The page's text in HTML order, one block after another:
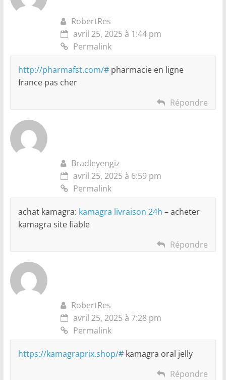
RobertRes
avril 25, 2025 à 1:44 pm
Permalink
http://pharmafst.com/#pharmacie en ligne
france pas cher
Répondre
Bradleyengiz
avril 25, 2025 à 6:59 pm
Permalink
achat kamagra: kamagra livraison 24h – acheter
kamagra site fiable
Répondre
RobertRes
avril 25, 2025 à 7:28 pm
Permalink
https://kamagraprix.shop/#kamagra oral jelly
Répondre